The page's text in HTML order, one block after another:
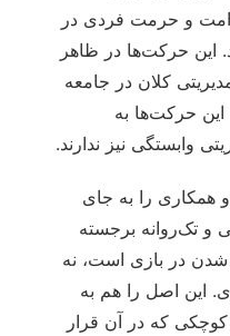
و حرمت فردی در
این حرکت‌ها در ظاهر
کلان در جامعه
حرکت‌ها به
وابستگی نیز ندارند.
همکاری را به جای
و تک‌روانه برجسته
در بازی است، نه
این اصل را هم به
که در آن قرار